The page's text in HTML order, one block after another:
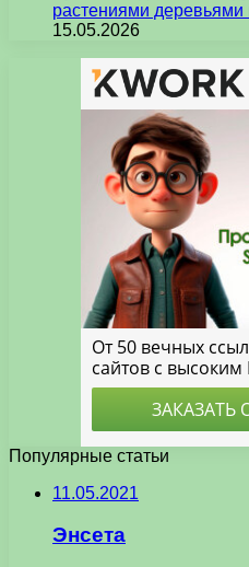
растениями деревьями
15.05.2026
Популярные статьи
11.05.2021
Энсета